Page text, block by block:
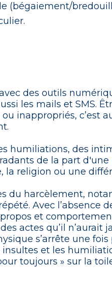
(bégaiement/
des outils
les mails et SMS.
inappropriés, c’est
humiliations, des
de la part d'une
la religion ou une
du harcèlement,
Avec l’absence
et
actes qu’il n’aurait
s’arrête une
et les
toujours » sur la